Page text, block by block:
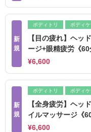
新
規
ボディトリ ボディケ
【目の疲れ】ヘッ
ージ+眼精疲労《
¥6,600
新
規
ボディトリ ボディケ
【全身疲労】ヘッ
イルマッサージ《
¥6,600